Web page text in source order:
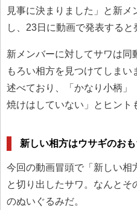
見事に決まりました」と新
し、23日に動画で発表すると
新メンバーに対してサワは同
もろい相方を見つけてしまい
述べており、「かなり小柄」
焼けはしていない」とヒント
新しい相方はウサギのおも
今回の動画冒頭で「新しい相
と切り出したサワ。なんと
のぬいぐるみだ。